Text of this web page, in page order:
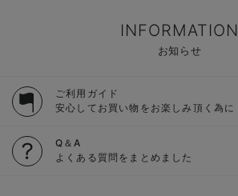
INFORMATION
お知らせ
ご利用ガイド
安心してお買い物をお楽しみ頂く為に
Q＆A
よくある質問をまとめました